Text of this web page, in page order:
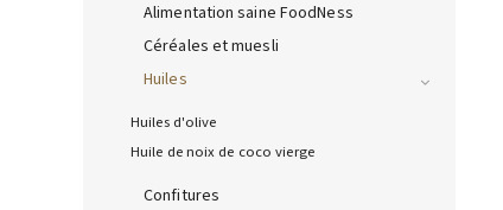
Alimentation saine FoodNess
Céréales et muesli
Huiles
Huiles d'olive
Huile de noix de coco vierge
Confitures